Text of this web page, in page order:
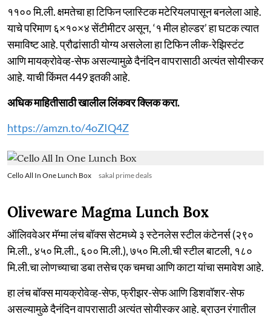
११०० मि.ली. क्षमतेचा हा टिफिन प्लास्टिक मटेरियलपासून बनलेला आहे.
याचे परिमाण ६×१०×४ सेंटीमीटर असून, ‘१ मील होल्डर’ हा घटक त्यात
समाविष्ट आहे. प्रौढांसाठी योग्य असलेला हा टिफिन लीक-रेझिस्टंट
आणि मायक्रोवेव्ह-सेफ असल्यामुळे दैनंदिन वापरासाठी अत्यंत सोयीस्कर
आहे. याची किंमत 449 इतकी आहे.
अधिक माहितीसाठी खालील लिंकवर क्लिक करा.
https://amzn.to/4oZIQ4Z
Cello All In One Lunch Box sakal prime deals
Oliveware Magma Lunch Box
ऑलिववेअर मॅग्मा लंच बॉक्स सेटमध्ये ३ स्टेनलेस स्टील कंटेनर्स (२९०
मि.ली., ४५० मि.ली., ६०० मि.ली.), ७५० मि.ली.ची स्टील बाटली, १८०
मि.ली.चा लोणच्याचा डबा तसेच एक चमचा आणि काटा यांचा समावेश आहे.
हा लंच बॉक्स मायक्रोवेव्ह-सेफ, फ्रीझर-सेफ आणि डिशवॉशर-सेफ
असल्यामुळे दैनंदिन वापरासाठी अत्यंत सोयीस्कर आहे. ब्राउन रंगातील